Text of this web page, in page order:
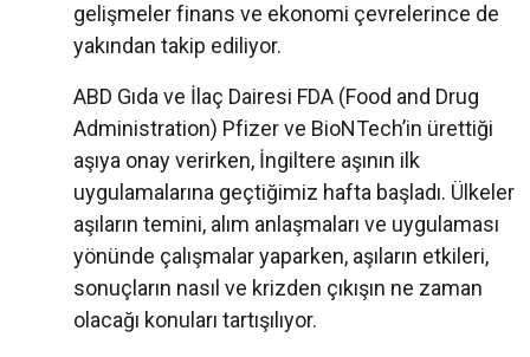
gelişmeler finans ve ekonomi çevrelerince de
yakından takip ediliyor.
ABD Gıda ve İlaç Dairesi FDA (Food and Drug
Administration) Pfizer ve BioNTech’in ürettiği
aşıya onay verirken, İngiltere aşının ilk
uygulamalarına geçtiğimiz hafta başladı. Ülkeler
aşıların temini, alım anlaşmaları ve uygulaması
yönünde çalışmalar yaparken, aşıların etkileri,
sonuçların nasıl ve krizden çıkışın ne zaman
olacağı konuları tartışılıyor.